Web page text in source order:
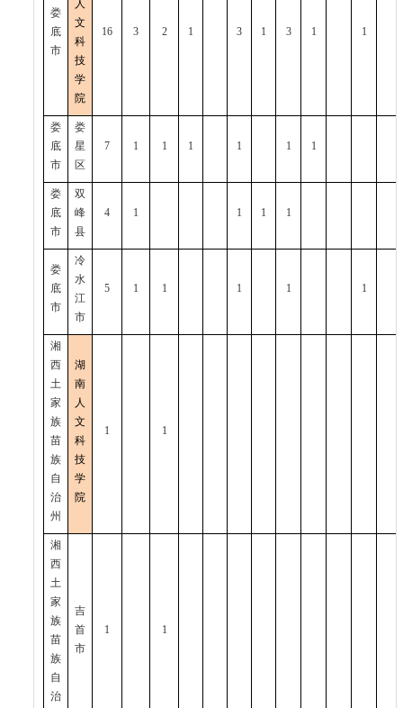
娄
底
市
人
文
科
技
学
院
16 3 2 1 3 1 3 1 1
娄
底
市
娄
星
区
7 1 1 1 1 1 1
娄
底
市
双
峰
县
4 1 1 1 1
娄
底
市
冷
水
江
市
5 1 1 1 1 1
湘
西
土
家
族
苗
族
自
治
州
湖
南
人
文
科
技
学
院
1 1
湘
西
土
家
族
苗
族
自
治
吉
首
市
1 1